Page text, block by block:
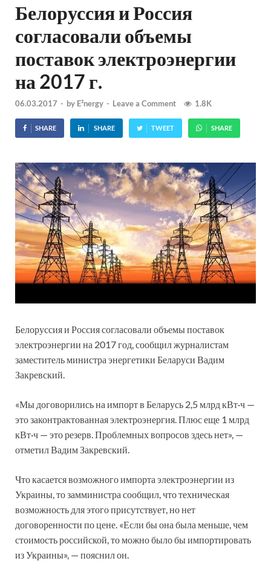
Белоруссия и Россия
согласовали объемы
поставок электроэнергии
на 2017 г.
06.03.2017 - by E²nergy - Leave a Comment 1.8K
SHARE SHARE TWEET SHARE
Белоруссия и Россия согласовали объемы поставок
электроэнергии на 2017 год, сообщил журналистам
заместитель министра энергетики Беларуси Вадим
Закревский.
«Мы договорились на импорт в Беларусь 2,5 млрд кВт·ч —
это законтрактованная электроэнергия. Плюс еще 1 млрд
кВт·ч — это резерв. Проблемных вопросов здесь нет», —
отметил Вадим Закревский.
Что касается возможного импорта электроэнергии из
Украины, то замминистра сообщил, что техническая
возможность для этого присутствует, но нет
договоренности по цене. «Если бы она была меньше, чем
стоимость российской, то можно было бы импортировать
из Украины», — пояснил он.